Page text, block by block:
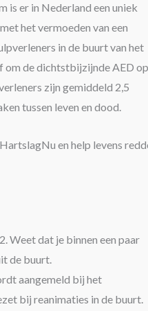
is er in Nederland een uniek
het vermoeden van een
in de buurt van het
om de dichtstbijzijnde AED
zijn gemiddeld 2,5
tussen leven en dood.
en help levens
Weet dat je binnen een paar
de buurt.
aangemeld bij het
bij reanimaties in de buurt.